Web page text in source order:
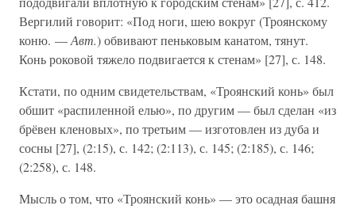
Вергилий говорит: «Под ноги, шею вокруг (Троянскому
коню. —Авт.) обвивают пеньковым канатом, тянут.
Конь роковой тяжело подвигается к стенам» [27], с. 148.
Кстати, по одним свидетельствам, «Троянский конь» был
обшит «распиленной елью», по другим — был сделан «из
брёвен кленовых», по третьим — изготовлен из дуба и
сосны [27], (2:15), с. 142; (2:113), с. 145; (2:185), с. 146;
(2:258), с. 148.
Мысль о том, что «Троянский конь» — это осадная башня